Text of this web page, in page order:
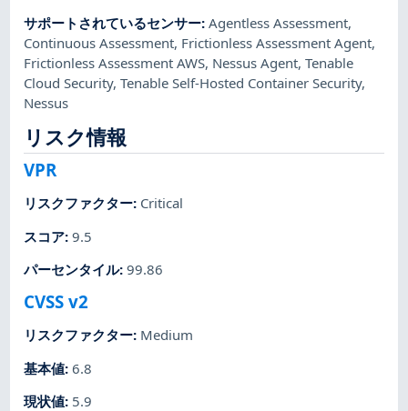
サポートされているセンサー:Agentless Assessment,
Continuous Assessment, Frictionless Assessment Agent,
Frictionless Assessment AWS, Nessus Agent,Tenable
Cloud Security,Tenable Self-Hosted Container Security,
Nessus
リスク情報
VPR
リスクファクター: Critical
スコア:9.5
パーセンタイル:99.86
CVSS v2
リスクファクター: Medium
基本値:6.8
現状値: 5.9